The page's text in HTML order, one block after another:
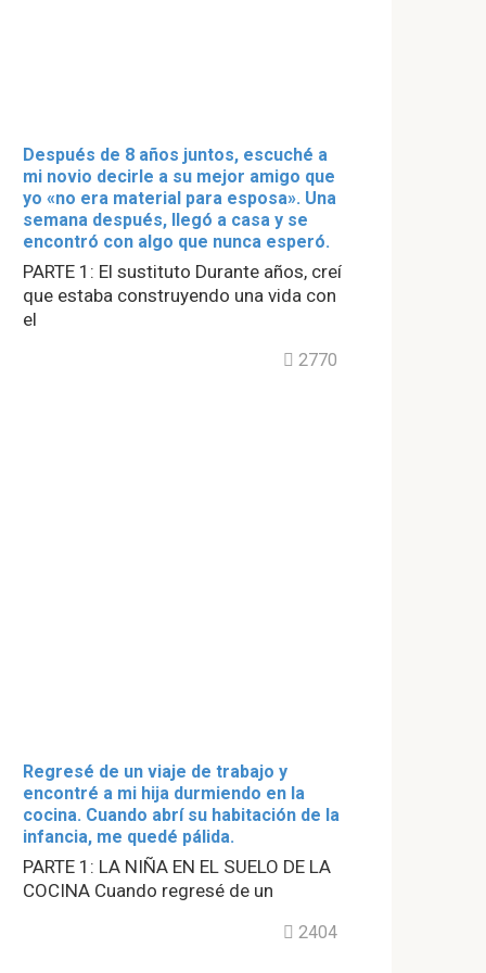
Después de 8 años juntos, escuché a
mi novio decirle a su mejor amigo que
yo «no era material para esposa». Una
semana después, llegó a casa y se
encontró con algo que nunca esperó.
PARTE 1: El sustituto Durante años, creí
que estaba construyendo una vida con
el
2770
Regresé de un viaje de trabajo y
encontré a mi hija durmiendo en la
cocina. Cuando abrí su habitación de la
infancia, me quedé pálida.
PARTE 1: LA NIÑA EN EL SUELO DE LA
COCINA Cuando regresé de un
2404